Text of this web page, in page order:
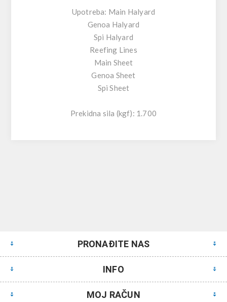
Upotreba: Main Halyard
Genoa Halyard
Spi Halyard
Reefing Lines
Main Sheet
Genoa Sheet
Spi Sheet
Prekidna sila (kgf): 1.700
PRONAĐITE NAS
INFO
MOJ RAČUN